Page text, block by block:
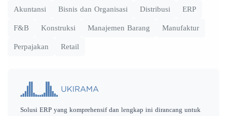
Akuntansi Bisnis dan Organisasi Distribusi ERP
F&B Konstruksi Manajemen Barang Manufaktur
Perpajakan Retail
Solusi ERP yang komprehensif dan lengkap ini dirancang untuk